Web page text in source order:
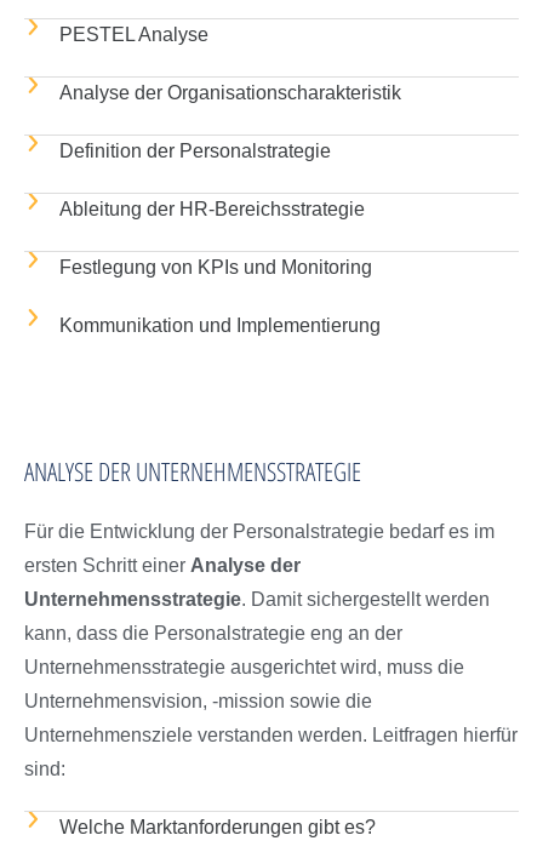
PESTEL Analyse
Analyse der Organisationscharakteristik
Definition der Personalstrategie
Ableitung der HR-Bereichsstrategie
Festlegung von KPIs und Monitoring
Kommunikation und Implementierung
ANALYSE DER UNTERNEHMENSSTRATEGIE
Für die Entwicklung der Personalstrategie bedarf es im
ersten Schritt einer Analyse der
Unternehmensstrategie. Damit sichergestellt werden
kann, dass die Personalstrategie eng an der
Unternehmensstrategie ausgerichtet wird, muss die
Unternehmensvision, -mission sowie die
Unternehmensziele verstanden werden. Leitfragen hierfür
sind:
Welche Marktanforderungen gibt es?